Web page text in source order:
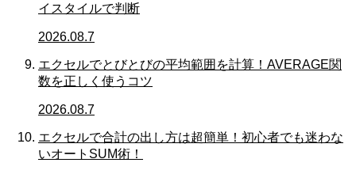
イスタイルで判断
2026.08.7
エクセルでとびとびの平均範囲を計算！AVERAGE関
数を正しく使うコツ
2026.08.7
エクセルで合計の出し方は超簡単！初心者でも迷わな
いオートSUM術！